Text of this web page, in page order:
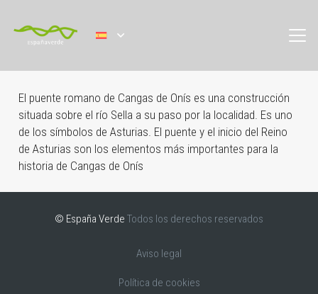
El puente romano de Cangas de Onís es una construcción
situada sobre el río Sella a su paso por la localidad. Es uno
de los símbolos de Asturias. El puente y el inicio del Reino
de Asturias son los elementos más importantes para la
historia de Cangas de Onís
© España Verde Todos los derechos reservados
Aviso legal
Política de cookies